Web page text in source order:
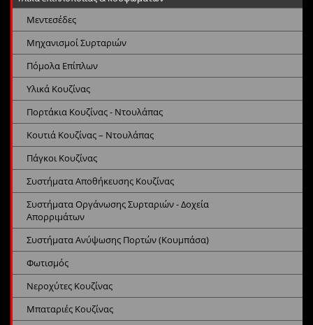
Μεντεσέδες
Μηχανισμοί Συρταριών
Πόμολα Επίπλων
Υλικά Κουζίνας
Πορτάκια Κουζίνας - Ντουλάπας
Κουτιά Κουζίνας – Ντουλάπας
Πάγκοι Κουζίνας
Συστήματα Αποθήκευσης Κουζίνας
Συστήματα Οργάνωσης Συρταριών - Δοχεία
Απορριμάτων
Συστήματα Ανύψωσης Πορτών (Κουμπάσα)
Φωτισμός
Νεροχύτες Κουζίνας
Μπαταριές Κουζίνας